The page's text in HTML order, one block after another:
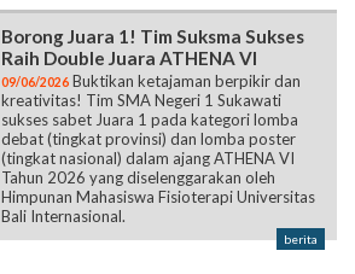
Borong Juara 1! Tim Suksma Sukses
Raih Double Juara ATHENA VI
09/06/2026 Buktikan ketajaman berpikir dan
kreativitas! Tim SMA Negeri 1 Sukawati
sukses sabet Juara 1 pada kategori lomba
debat (tingkat provinsi) dan lomba poster
(tingkat nasional) dalam ajang ATHENA VI
Tahun 2026 yang diselenggarakan oleh
Himpunan Mahasiswa Fisioterapi Universitas
Bali Internasional.
berita